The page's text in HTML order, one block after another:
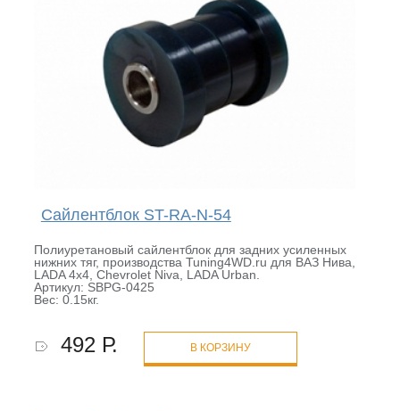
Сайлентблок ST-RA-N-54
Полиуретановый сайлентблок для задних усиленных
нижних тяг, производства Tuning4WD.ru для ВАЗ Нива,
LADA 4x4, Chevrolet Niva, LADA Urban.
Артикул: SBPG-0425
Вес: 0.15кг.
492 Р. В КОРЗИНУ